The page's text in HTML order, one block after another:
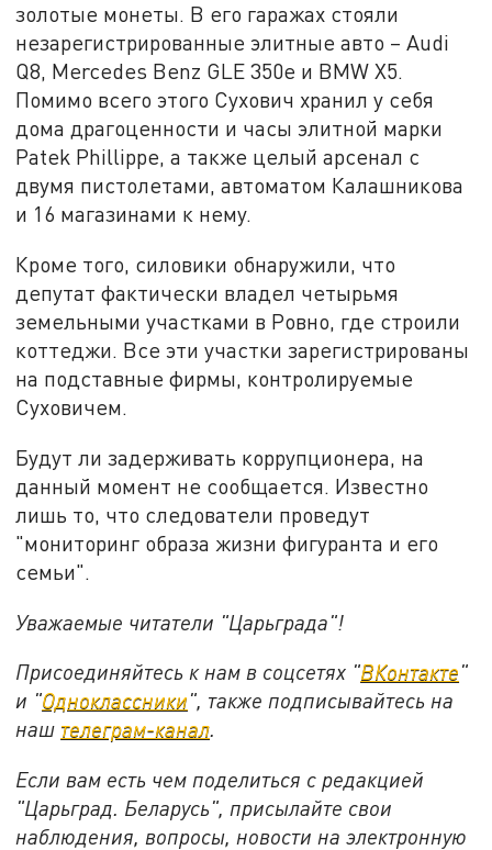
золотые монеты. В его гаражах стояли
незарегистрированные элитные авто – Audi
Q8, Mercedes Benz GLE 350e и BMW X5.
Помимо всего этого Сухович хранил у себя
дома драгоценности и часы элитной марки
Patek Phillippe, а также целый арсенал с
двумя пистолетами, автоматом Калашникова
и 16 магазинами к нему.
Кроме того, силовики обнаружили, что
депутат фактически владел четырьмя
земельными участками в Ровно, где строили
коттеджи. Все эти участки зарегистрированы
на подставные фирмы, контролируемые
Суховичем.
Будут ли задерживать коррупционера, на
данный момент не сообщается. Известно
лишь то, что следователи проведут
"мониторинг образа жизни фигуранта и его
семьи".
Уважаемые читатели "Царьграда"!
Присоединяйтесь к нам в соцсетях "ВКонтакте"
и "Одноклассники", также подписывайтесь на
наш телеграм-канал.
Если вам есть чем поделиться с редакцией
"Царьград. Беларусь", присылайте свои
наблюдения, вопросы, новости на электронную